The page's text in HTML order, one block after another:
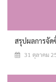
สรุปผลการจัด
31 ตุลาคม